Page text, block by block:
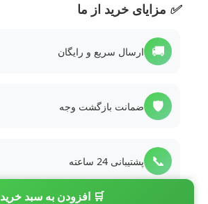
🛒 افزودن به سبد خرید
✅ مزایای خرید از ما
🚚 ارسال سریع و رایگان
🛡️ ضمانت بازگشت وجه
📞 پشتیبانی 24 ساعته